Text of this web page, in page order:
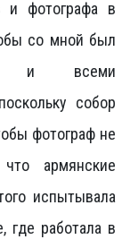
и фотографа в
со мной был
и всеми
собор
фотограф не
армянские
испытывала
где работала в